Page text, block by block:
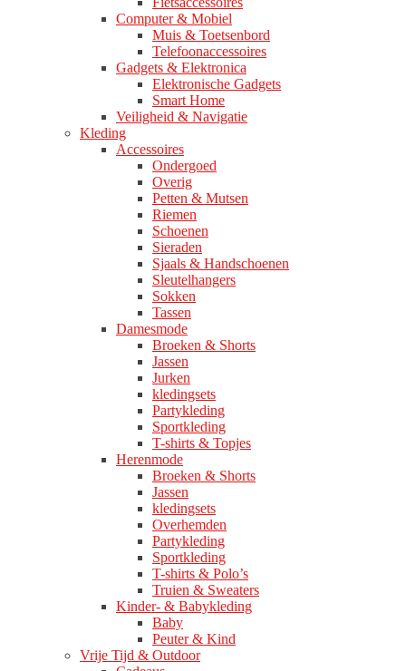
Computer & Mobiel
Muis & Toetsenbord
Telefoonaccessoires
Gadgets & Elektronica
Elektronische Gadgets
Smart Home
Veiligheid & Navigatie
Kleding
Accessoires
Ondergoed
Overig
Petten & Mutsen
Riemen
Schoenen
Sieraden
Sjaals & Handschoenen
Sleutelhangers
Sokken
Tassen
Damesmode
Broeken & Shorts
Jassen
Jurken
kledingsets
Partykleding
Sportkleding
T-shirts & Topjes
Herenmode
Broeken & Shorts
Jassen
kledingsets
Overhemden
Partykleding
Sportkleding
T-shirts & Polo’s
Truien & Sweaters
Kinder- & Babykleding
Baby
Peuter & Kind
Vrije Tijd & Outdoor